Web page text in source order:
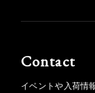
Contact
イベントや入荷情